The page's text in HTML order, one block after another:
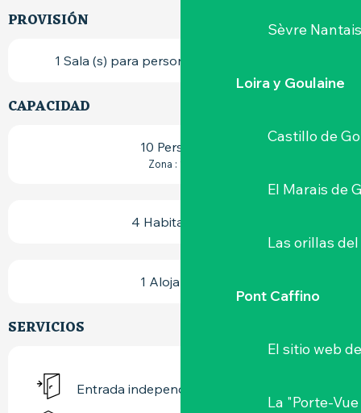
Sèvre
Loira y Goulaine
Castillo de
El Marais de
Las orillas
Pont Caffino
El sitio web
La "Porte-Vue
PROVISIÓN
1 Sala (s) para personas con discapacidad
CAPACIDAD
10 Persona(s)
Zona : 180 m
4 Habitación(es)
1 Alojamiento
SERVICIOS
Entrada independiente